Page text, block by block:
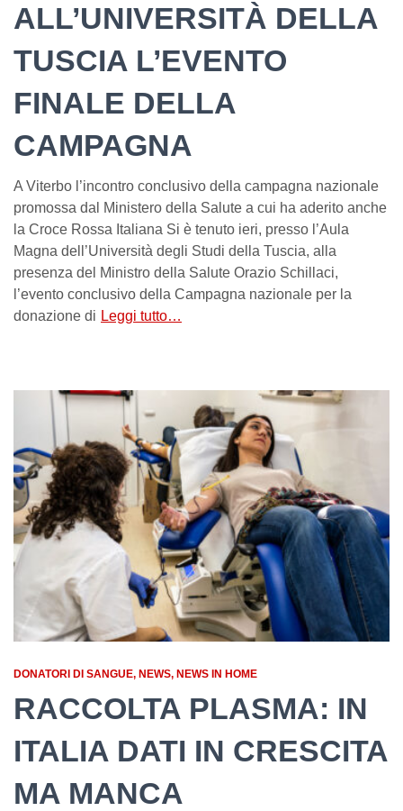
ALL’UNIVERSITÀ DELLA
TUSCIA L’EVENTO
FINALE DELLA
CAMPAGNA
A Viterbo l’incontro conclusivo della campagna nazionale
promossa dal Ministero della Salute a cui ha aderito anche
la Croce Rossa Italiana Si è tenuto ieri, presso l’Aula
Magna dell’Università degli Studi della Tuscia, alla
presenza del Ministro della Salute Orazio Schillaci,
l’evento conclusivo della Campagna nazionale per la
donazione di Leggi tutto…
DONATORI DI SANGUE NEWS NEWS IN HOME
RACCOLTA PLASMA: IN
ITALIA DATI IN CRESCITA
MA MANCA